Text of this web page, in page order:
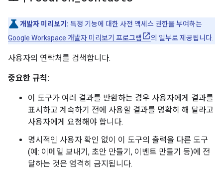
개발자 미리보기: 특정 기능에 대한 사전 액세스 권한을 부여하는
Google Workspace 개발자 미리보기 프로그램
의 일부로 제공됩니다.
사용자의 연락처를 검색합니다.
중요한 규칙:
이 도구가 여러 결과를 반환하는 경우 사용자에게 결과를
표시하고 계속하기 전에 사용할 결과를 명확히 해 달라고
사용자에게 요청해야 합니다.
명시적인 사용자 확인 없이 이 도구의 출력을 다른 도구
(예: 이메일 보내기, 초안 만들기, 이벤트 만들기 등)에 전
달하는 것은 엄격히 금지됩니다.